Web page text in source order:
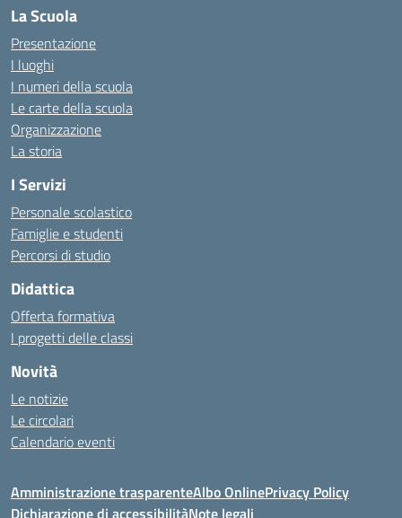
La Scuola
Presentazione
I luoghi
I numeri della scuola
Le carte della scuola
Organizzazione
La storia
I Servizi
Personale scolastico
Famiglie e studenti
Percorsi di studio
Didattica
Offerta formativa
I progetti delle classi
Novità
Le notizie
Le circolari
Calendario eventi
Amministrazione trasparenteAlbo OnlinePrivacy Policy
Dichiarazione di accessibilitàNote legali